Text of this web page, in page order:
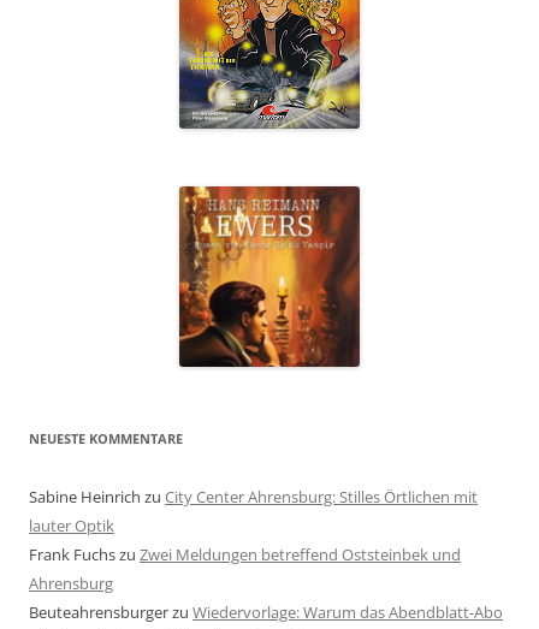
NEUESTE KOMMENTARE
Sabine Heinrich zu City Center Ahrensburg: Stilles Örtlichen mit
lauter Optik
Frank Fuchszu Zwei Meldungen betreffend Oststeinbek und
Ahrensburg
Beuteahrensburgerzu Wiedervorlage: Warum das Abendblatt-Abo